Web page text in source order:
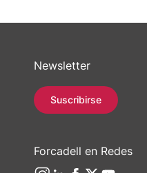
Newsletter
Suscribirse
Forcadell en Redes